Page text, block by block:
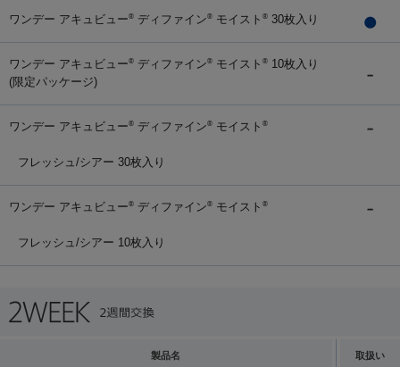
ワンデー アキュビュー® ディファイン® モイスト ® 30枚入り
ワンデー アキュビュー® ディファイン® モイスト ® 10枚入り
(限定パッケージ)
ワンデー アキュビュー® ディファイン® モイスト ®
フレッシュ/シアー 30枚入り
ワンデー アキュビュー® ディファイン® モイスト ®
フレッシュ/シアー 10枚入り
製品名 取扱い